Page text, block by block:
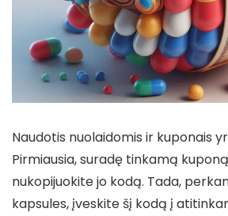
Naudotis nuolaidomis ir kuponais
Pirmiausia, suradę tinkamą
nukopijuokite jo kodą. Tada,
kapsules, įveskite šį kodą į